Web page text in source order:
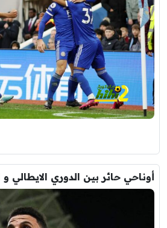
أوناحي حائر بين الدوري الايطالي و